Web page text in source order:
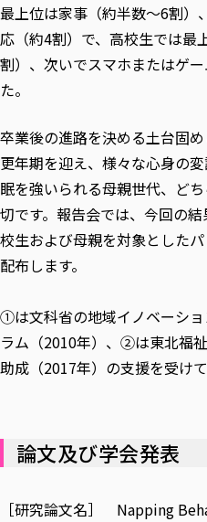
最上位は家事（約半数～6割）
応（約4割）で、高校生では最
割）、次いでスマホまたはゲ
た。
卒業後の進路を決める土台固め
更年期を迎え、様々な心身の
眠を強いられる母親世代、ど
切です。報告会では、今回の
校生および母親を対象とした
配布します。
①は文科省の地域イノベーシ
ラム（2010年）、②は東北福
助成（2017年）の支援を受け
論文及び学会発表
［研究論文名］
Napping